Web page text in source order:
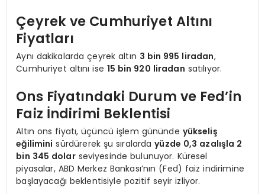
Çeyrek ve Cumhuriyet Altını
Fiyatları
Aynı dakikalarda çeyrek altın 3 bin 995 liradan,
Cumhuriyet altını ise 15 bin 920 liradan satılıyor.
Ons Fiyatındaki Durum ve Fed’in
Faiz İndirimi Beklentisi
Altın ons fiyatı, üçüncü işlem gününde yükseliş
eğilimini sürdürerek şu sıralardayüzde 0,3 azalışla 2
bin 345 dolarseviyesinde bulunuyor. Küresel
piyasalar, ABD Merkez Bankası’nın (Fed) faiz indirimine
başlayacağı beklentisiyle pozitif seyir izliyor.